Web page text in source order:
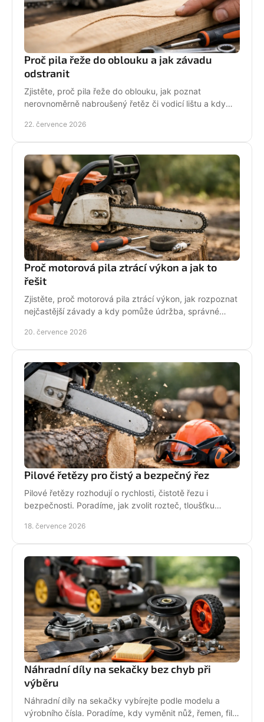
Proč pila řeže do oblouku a jak závadu
odstranit
Zjistěte, proč pila řeže do oblouku, jak poznat
nerovnoměrně nabroušený řetěz či vodicí lištu a kdy
22. července 2026
Proč motorová pila ztrácí výkon a jak to
řešit
Zjistěte, proč motorová pila ztrácí výkon, jak rozpoznat
nejčastější závady a kdy pomůže údržba, správné
20. července 2026
Pilové řetězy pro čistý a bezpečný řez
Pilové řetězy rozhodují o rychlosti, čistotě řezu i
bezpečnosti. Poradíme, jak zvolit rozteč, tloušťku
18. července 2026
Náhradní díly na sekačky bez chyb při
výběru
Náhradní díly na sekačky vybírejte podle modelu a
výrobního čísla. Poradíme, kdy vyměnit nůž, řemen, filtr